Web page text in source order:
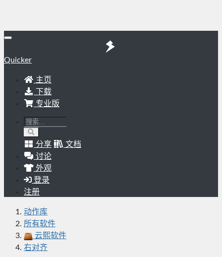
Quicker
主页
下载
专业版
分享
文档
讨论
外观
登录
注册
动作库
所有软件
云熙软件
右对齐